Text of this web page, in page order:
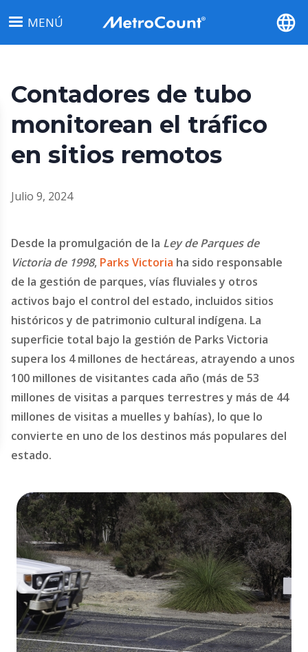
contenido
MENÚ
Contadores de tubo
monitorean el tráfico
en sitios remotos
Julio 9, 2024
Desde la promulgación de la Ley de Parques de
Victoria de 1998, Parks Victoria ha sido responsable
de la gestión de parques, vías fluviales y otros
activos bajo el control del estado, incluidos sitios
históricos y de patrimonio cultural indígena. La
superficie total bajo la gestión de Parks Victoria
supera los 4 millones de hectáreas, atrayendo a unos
100 millones de visitantes cada año (más de 53
millones de visitas a parques terrestres y más de 44
millones de visitas a muelles y bahías), lo que lo
convierte en uno de los destinos más populares del
estado.